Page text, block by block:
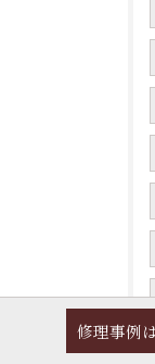
修理事例